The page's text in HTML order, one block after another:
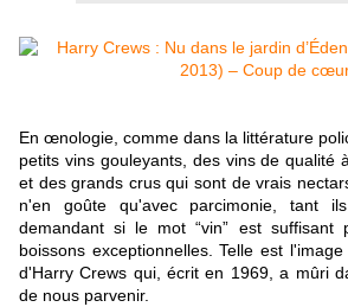
En œnologie, comme dans la littérature
petits vins gouleyants, des vins de qualité
et des grands crus qui sont de vrais
n'en goûte qu'avec parcimonie, tant
demandant si le mot “vin” est suffisant
boissons exceptionnelles. Telle est
d'Harry Crews qui, écrit en 1969, a mûri
de nous parvenir.